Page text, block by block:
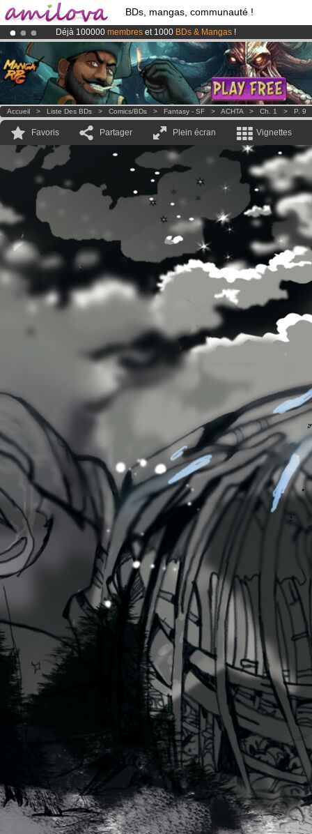
BDs, mangas, communauté !
Déjà 100000 membres et 1000 BDs & Mangas !
LeKickstarter Amilova est désormais lancé!.
Abonnement premium: à partir de
3.95 eurospar mois !Clique ici
Accueil > Liste Des BDs > Comics/BDs > Fantasy - SF > ACHTA > Ch. 1 > P. 9
Favoris Partager Plein écran Vignettes